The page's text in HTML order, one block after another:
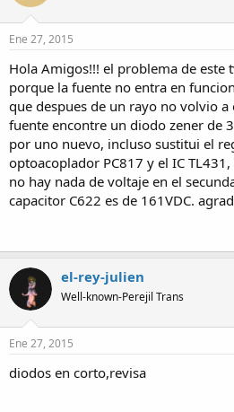
Ene 27, 2015
Hola Amigos!!! el problema de este
porque la fuente no entra en
que despues de un rayo no volvio a
fuente encontre un diodo zener de
por uno nuevo, incluso sustitui el
optoacoplador PC817 y el IC
no hay nada de voltaje en el
capacitor C622 es de 161VDC.
el-rey-julien
Well-known-Perejil Trans
Ene 27, 2015
diodos en corto,revisa